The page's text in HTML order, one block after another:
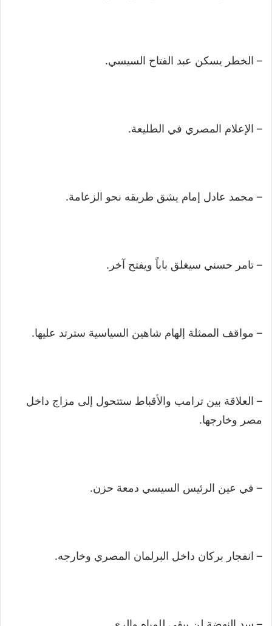
– الخطر يسكن عبد الفتاح السيسي.
– الإعلام المصري في الطليعة.
– محمد عادل إمام يشق طريقه نحو الزعامة.
– تامر حسني سيغلق باباً ويفتح آخر.
– مواقف الممثلة إلهام شاهين السياسية سترتد عليها.
– العلاقة بين ترامب والأقباط ستتحول إلى مزاج داخل
مصر وخارجها.
– في عين الرئيس السيسي دمعة حزن.
– انفجار بركان داخل البرلمان المصري وخارجه.